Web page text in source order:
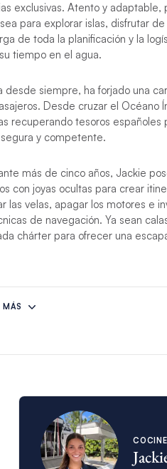
exclusivas. Atento y adaptable,
para explorar islas, disfrutar
de toda la planificación y la
tiempo en el agua.
desde siempre, ha forjado una
Desde cruzar el Océano
recuperando tesoros españoles
y competente.
más de cinco años, Jackie
con joyas ocultas para crear
las velas, apagar los motores e
de navegación. Ya sean
chárter para ofrecer una
realice su alquiler, otra
MÁS